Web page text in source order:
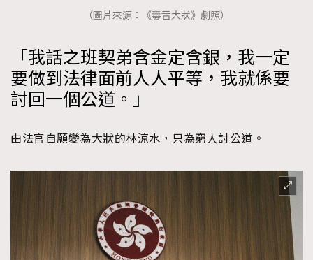
（圖片來源：《毒舌大狀》劇照）
「我話之班契弟含金定含銀，我一定
要做到法律面前人人平等，我就係要
討回一個公道。」
由法官自願變為大狀的林涼水，只為窮人討公道。